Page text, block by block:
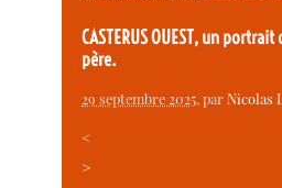
CASTERUS OUEST, un
père.
29 septembre 2025, parNicolas
<
>